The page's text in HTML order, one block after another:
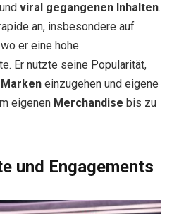
viral gegangenen Inhalten.
an, insbesondere auf
er eine hohe
Er nutzte seine Popularität,
einzugehen und eigene
eigenen Merchandise bis zu
und Engagements